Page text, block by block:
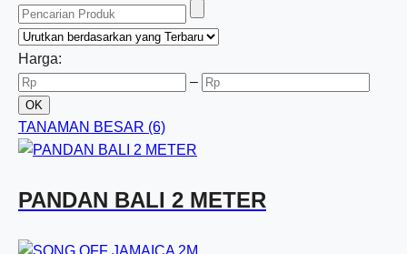
Harga:
–
TANAMAN BESAR (6)
PANDAN BALI 2 METER